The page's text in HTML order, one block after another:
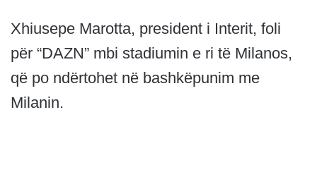
Xhiusepe Marotta, president i Interit, foli
për “DAZN” mbi stadiumin e ri të Milanos,
që po ndërtohet në bashkëpunim me
Milanin.